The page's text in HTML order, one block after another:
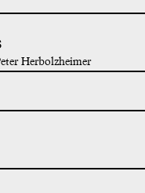
Herbolzheimer